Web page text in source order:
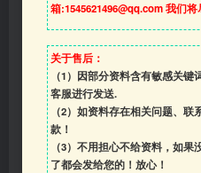
箱:1545621496@qq.com 我们
关于售后：
（1）因部分资料含有敏感关
客服进行发送.
（2）如资料存在相关问题、
款！
（3） 不用担心不给资料，如果
了都会发给您的！放心！